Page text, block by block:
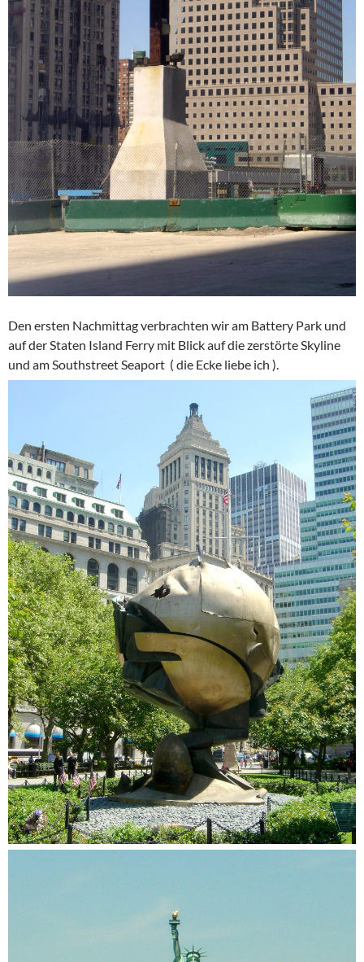
Den ersten Nachmittag verbrachten wir am Battery Park und
auf der Staten Island Ferry mit Blick auf die zerstörte Skyline
und am Southstreet Seaport ( die Ecke liebe ich ).